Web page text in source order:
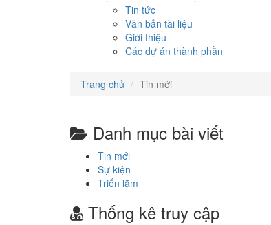
Tin tức
Văn bản tài liệu
Giới thiệu
Các dự án thành phần
Trang chủ Tin mới
Danh mục bài viết
Tin mới
Sự kiện
Triển lãm
Thống kê truy cập